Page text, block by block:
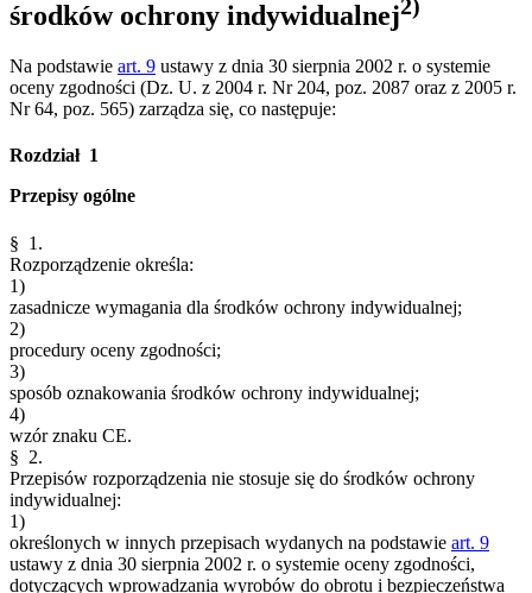
środków ochrony indywidualnej2)
Na podstawie art. 9 ustawy z dnia 30 sierpnia 2002 r. o systemie
oceny zgodności (Dz. U. z 2004 r. Nr 204, poz. 2087 oraz z 2005 r.
Nr 64, poz. 565) zarządza się, co następuje:
Rozdział 1
Przepisy ogólne
§ 1.
Rozporządzenie określa:
1)
zasadnicze wymagania dla środków ochrony indywidualnej;
2)
procedury oceny zgodności;
3)
sposób oznakowania środków ochrony indywidualnej;
4)
wzór znaku CE.
§ 2.
Przepisów rozporządzenia nie stosuje się do środków ochrony
indywidualnej:
1)
określonych w innych przepisach wydanych na podstawie art. 9
ustawy z dnia 30 sierpnia 2002 r. o systemie oceny zgodności,
dotyczących wprowadzania wyrobów do obrotu i bezpieczeństwa